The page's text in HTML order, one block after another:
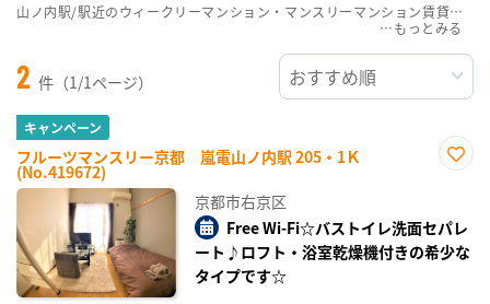
2 件（1/1ページ）
キャンペーン
フルーツマンスリー京都 嵐電山ノ内駅 205・1Ｋ
(No.419672)
録
京都市右京区
Free Wi-Fi☆バストイレ洗面セパレ
ート♪ロフト・浴室乾燥機付きの希少な
タイプです☆
山ノ内駅/駅近のウィークリーマンション・マンスリーマンション賃貸物件一覧を掲載中。敷金・礼金無料、家具・家電付をご紹介。こだわり条件での絞込みも簡単！
…